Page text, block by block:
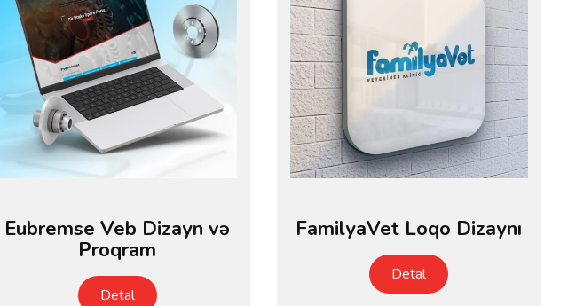
Eubremse Veb Dizayn və
Proqram
Detal
FamilyaVet Loqo Dizaynı
Detal